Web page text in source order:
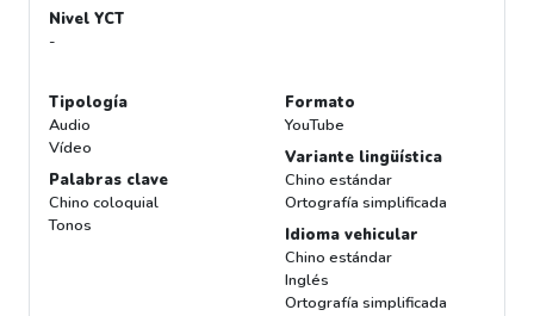
Nivel YCT
-
Tipología
Audio
Vídeo
Palabras clave
Chino coloquial
Tonos
Formato
YouTube
Variante lingüística
Chino estándar
Ortografía simplificada
Idioma vehicular
Chino estándar
Inglés
Ortografía simplificada